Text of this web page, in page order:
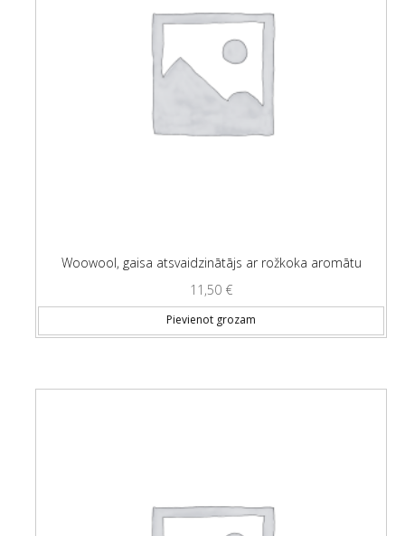
Woowool, gaisa atsvaidzinātājs ar rožkoka aromātu
11,50 €
Pievienot grozam